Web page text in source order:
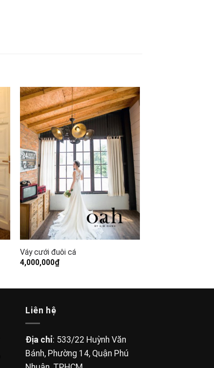
Váy cưới đuôi cá
4,000,000₫
Liên hệ
Địa chỉ: 533/22 Huỳnh Văn
Bánh, Phường 14, Quận Phú